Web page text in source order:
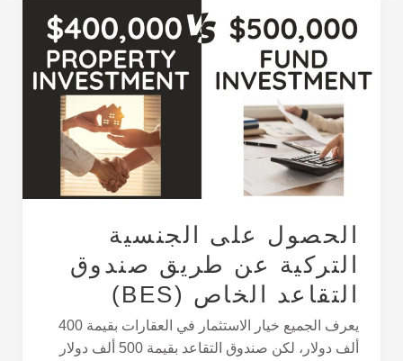
الحصول على الجنسية
التركية عن طريق صندوق
التقاعد الخاص (BES)
يعرف الجميع خيار الاستثمار في العقارات بقيمة 400
ألف دولار، لكن صندوق التقاعد بقيمة 500 ألف دولار
على
الجنسية
التركية
طريق
صندوق
التقاعد
الخاص